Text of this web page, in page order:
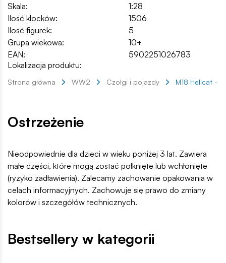
Skala:
1:28
Ilość klocków:
1506
Ilość figurek:
5
Grupa wiekowa:
10+
EAN:
5902251026783
Lokalizacja produktu:
Strona główna WW2 Czołgi i pojazdy M18 Hellcat -
Ostrzeżenie
Nieodpowiednie dla dzieci w wieku poniżej 3 lat. Zawiera
małe części, które mogą zostać połknięte lub wchłonięte
(ryzyko zadławienia). Zalecamy zachowanie opakowania w
celach informacyjnych. Zachowuje się prawo do zmiany
kolorów i szczegółów technicznych.
Bestsellery w kategorii